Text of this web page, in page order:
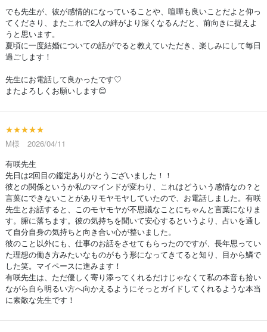
でも先生が、彼が感情的になっていることや、喧嘩も良いことだよと仰っ
てくださり、またこれで2人の絆がより深くなるんだと、前向きに捉えよ
うと思います。
夏頃に一度結婚についての話がでると教えていただき、楽しみにして毎日
過ごします！
先生にお電話して良かったです♡
またよろしくお願いします😊
★★★★★
M様 2026/04/11
有咲先生
先日は2回目の鑑定ありがとうございました！！
彼との関係というか私のマインドが変わり、これはどういう感情なの？と
言葉にできないことがありモヤモヤしていたので、お電話しました。有咲
先生とお話すると、このモヤモヤが不思議なことにちゃんと言葉になりま
す。腑に落ちます。彼の気持ちを聞いて安心するというより、占いを通し
て自分自身の気持ちと向き合い心が整いました。
彼のこと以外にも、仕事のお話をさせてもらったのですが、長年思ってい
た理想の働き方みたいなものがもう形になってきてると知り、目から鱗で
した笑。マイペースに進みます！
有咲先生は、ただ優しく寄り添ってくれるだけじゃなくて私の本音も拾い
ながら自ら明るい方へ向かえるようにそっとガイドしてくれるような本当
に素敵な先生です！